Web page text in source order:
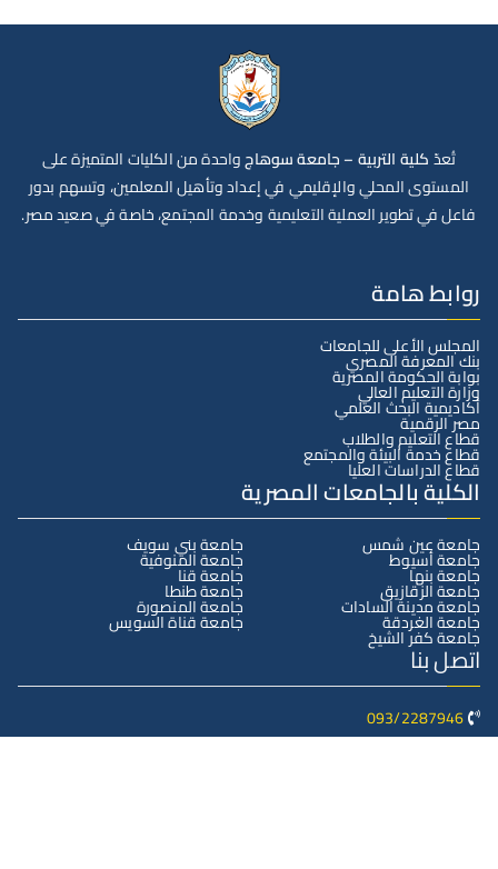
تُعدّكلية التربية – جامعة سوهاجواحدة من الكليات المتميزة على
المستوى المحلي والإقليمي في إعداد وتأهيل المعلمين، وتسهم بدور
فاعل في تطوير العملية التعليمية وخدمة المجتمع، خاصة في صعيد مصر.
روابط هامة
المجلس الأعلى للجامعات
بنك المعرفة المصري
بوابة الحكومة المصرية
وزارة التعليم العالي
أكاديمية البحث العلمي
مصر الرقمية
قطاع التعليم والطلاب
قطاع خدمة البيئة والمجتمع
قطاع الدراسات العليا
الكلية بالجامعات المصرية
جامعة عين شمس
جامعة أسيوط
جامعة بنها
جامعة الزقازيق
جامعة مدينة السادات
جامعة الغردقة
جامعة كفر الشيخ
جامعة بني سويف
جامعة المنوفية
جامعة قنا
جامعة طنطا
جامعة المنصورة
جامعة قناة السويس
اتصل بنا
093/2287946
سوهاج- جامعة سوهاج الجديدة – كلية التربية